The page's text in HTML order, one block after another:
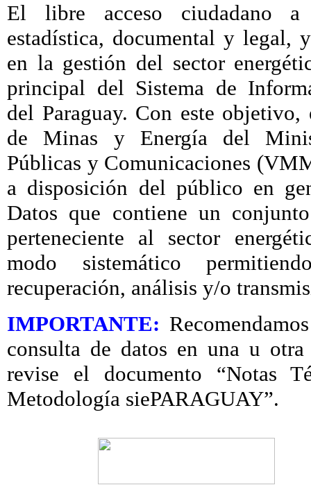
El libre acceso ciudadano
estadística, documental y legal,
en la gestión del sector
principal del Sistema de
del Paraguay. Con este
de Minas y Energía del
Públicas y Comunicaciones
a disposición del público en
Datos que contiene un
perteneciente al sector
modo sistemático
recuperación, análisis y/o
IMPORTANTE:
consulta de datos en una u
revise el documento “Notas
Metodología siePARAGUAY”.